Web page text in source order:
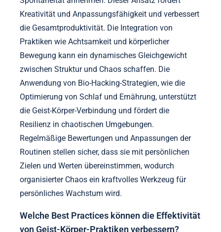
Wie können Individuen
organisierten Chaos effektiv in ihre
Routinen integrieren?
Um organisierten Chaos effektiv in Routinen zu
integrieren, sollten Individuen Flexibilität und
Spontaneität annehmen. Dieser Ansatz fördert
Kreativität und Anpassungsfähigkeit und verbessert
die Gesamtproduktivität. Die Integration von
Praktiken wie Achtsamkeit und körperlicher
Bewegung kann ein dynamisches Gleichgewicht
zwischen Struktur und Chaos schaffen. Die
Anwendung von Bio-Hacking-Strategien, wie die
Optimierung von Schlaf und Ernährung, unterstützt
die Geist-Körper-Verbindung und fördert die
Resilienz in chaotischen Umgebungen.
Regelmäßige Bewertungen und Anpassungen der